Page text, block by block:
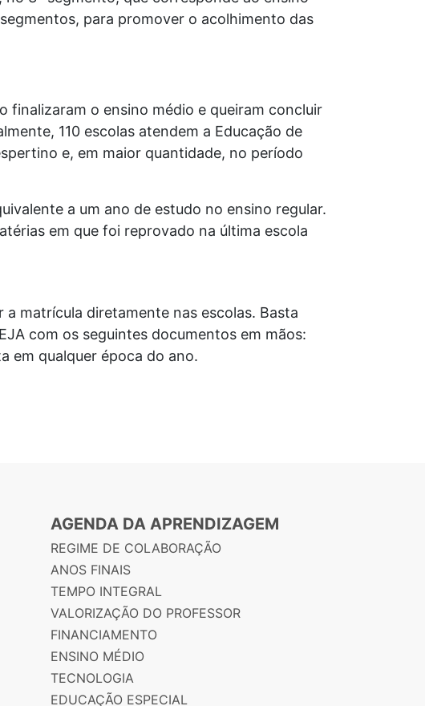
para promover o acolhimento das
finalizaram o ensino médio e queiram concluir
110 escolas atendem a Educação de
e, em maior quantidade, no período
a um ano de estudo no ensino regular.
em que foi reprovado na última escola
matrícula diretamente nas escolas. Basta
com os seguintes documentos em mãos:
em qualquer época do ano.
AGENDA DA APRENDIZAGEM
REGIME DE COLABORAÇÃO
ANOS FINAIS
TEMPO INTEGRAL
VALORIZAÇÃO DO PROFESSOR
FINANCIAMENTO
ENSINO MÉDIO
TECNOLOGIA
EDUCAÇÃO ESPECIAL